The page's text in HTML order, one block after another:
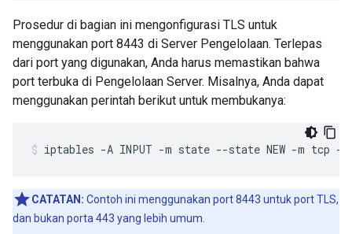
Prosedur di bagian ini mengonfigurasi TLS untuk
menggunakan port 8443 di Server Pengelolaan. Terlepas
dari port yang digunakan, Anda harus memastikan bahwa
port terbuka di Pengelolaan Server. Misalnya, Anda dapat
menggunakan perintah berikut untuk membukanya:
iptables -A INPUT -m state --state NEW -m tcp -
CATATAN: Contoh ini menggunakan port 8443 untuk port TLS,
dan bukan porta 443 yang lebih umum.